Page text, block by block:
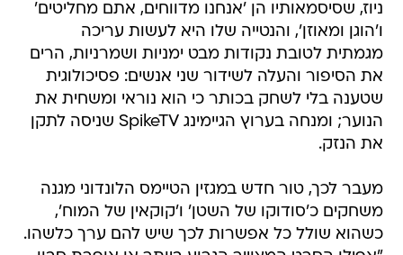
ניוז, שסיסמאותיו הן 'אנחנו מדווחים, אתם מחליטים'
ו'הוגן ומאוזן', והנטייה שלו היא לעשות עריכה
מגמתית לטובת נקודות מבט ימניות ושמרניות, הרים
את הסיפור והעלה לשידור שני אנשים: פסיכולוגית
שטענה בלי לשחק בכותר כי הוא נוראי ומשחית את
הנוער; ומנחה בערוץ הגיימינג SpikeTV שניסה לתקן
את הנזק.
מעבר לכך, טור חדש במגזין הטיימס הלונדוני מגנה
משחקים כ'סודוקו של השטן' ו'קוקאין של המוח',
כשהוא שולל כל אפשרות לכך שיש להם ערך כלשהו.